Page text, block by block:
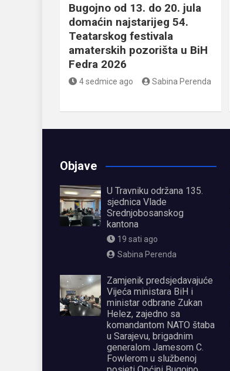
Bugojno od 13. do 20. jula
domaćin najstarijeg 54.
Teatarskog festivala
amaterskih pozorišta u BiH
Fedra 2026
4 sedmice ago Sabina Perenda
Objave
U Travniku održana 135.
sjednica Vlade
Srednjobosanskog
kantona
19 sati ago
Sabina Perenda
Zamjenik predsjedavajuće
Vijeća ministara BiH i
ministar odbrane Zukan
Helez, zajedno sa
komandantom NATO štaba
u Sarajevu, brigadnim
generalom Jamesom C.
Fowlerom u službenoj